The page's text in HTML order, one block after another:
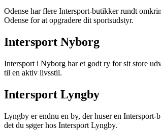
Odense har flere Intersport-butikker rundt
Odense for at opgradere dit sportsudstyr.
Intersport Nyborg
Intersport i Nyborg har et godt ry for sit store
til en aktiv livsstil.
Intersport Lyngby
Lyngby er endnu en by, der huser en
det du søger hos Intersport Lyngby.